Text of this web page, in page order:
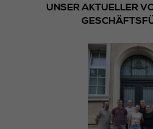
UNSER AKTUELLER